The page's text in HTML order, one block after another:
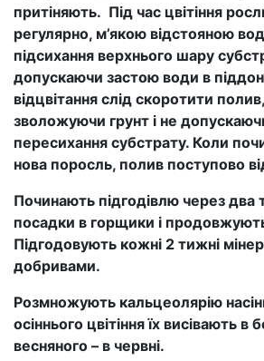
притіняють. Під час цвітіння
регулярно, м’якою відстояною
підсихання верхнього шару
допускаючи застою води в
відцвітання слід скоротити
зволожуючи грунт і не
пересихання субстрату. Коли
нова поросль, полив поступово
Починають підгодівлю через два
посадки в горщики і
Підгодовують кожні 2 тижні
добривами.
Розмножують кальцеолярію
осіннього цвітіння їх висівають в
весняного – в червні.